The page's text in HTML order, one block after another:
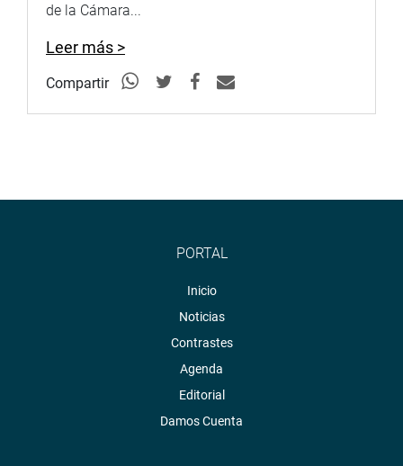
de la Cámara...
Leer más >
Compartir
PORTAL
Inicio
Noticias
Contrastes
Agenda
Editorial
Damos Cuenta